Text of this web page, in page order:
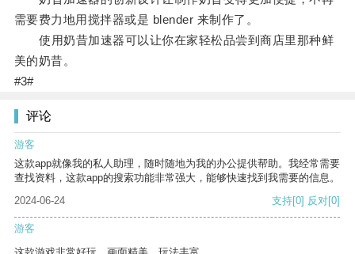
需要费力地用搅拌器或是 blender 来制作了。
使用奶昔加速器可以让你在家轻松品尝到商店里那种鲜
美的奶昔。
#3#
评论
游客
这款app就像我的私人助理，随时随地为我的办公提供帮助。我经常需要
查找资料，这款app的搜索功能非常强大，能够快速找到我需要的信息。
2024-06-24
支持[0] 反对[0]
游客